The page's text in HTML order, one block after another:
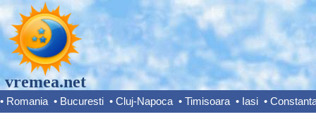
vremea.net
• Romania • Bucuresti • Cluj-Napoca • Timisoara • Iasi •